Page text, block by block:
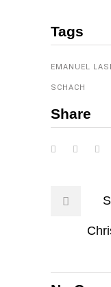
Tags
EMANUEL
SCHACH
Share